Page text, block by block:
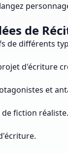
de
de différents
d'écriture
et
fiction réaliste.